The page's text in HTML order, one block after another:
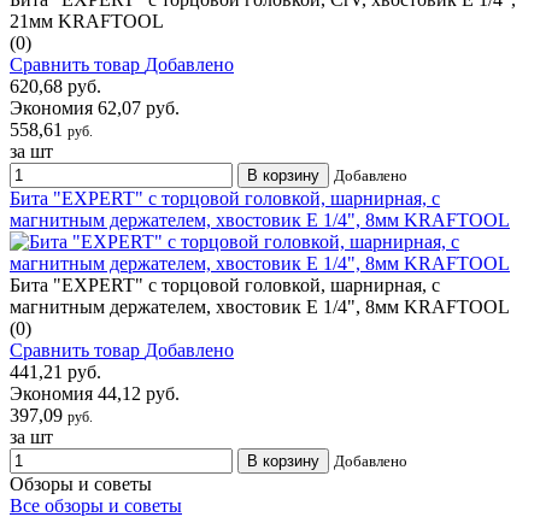
21мм KRAFTOOL
(0)
Сравнить товар Добавлено
620,68 руб.
Экономия 62,07 руб.
558,61 руб.
за шт
В корзину Добавлено
Бита "EXPERT" с торцовой головкой, шарнирная, с
магнитным держателем, хвостовик E 1/4", 8мм KRAFTOOL
Бита "EXPERT" с торцовой головкой, шарнирная, с
магнитным держателем, хвостовик E 1/4", 8мм KRAFTOOL
(0)
Сравнить товар Добавлено
441,21 руб.
Экономия 44,12 руб.
397,09 руб.
за шт
В корзину Добавлено
Обзоры и советы
Все обзоры и советы